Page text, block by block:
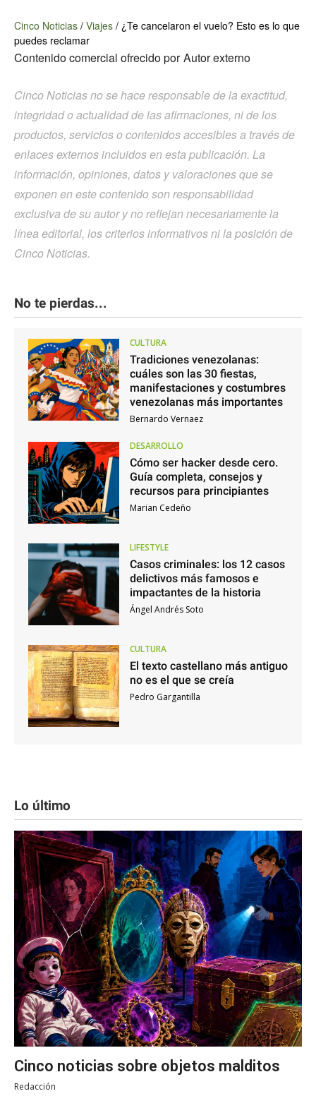
Cinco Noticias / Viajes / ¿Te cancelaron el vuelo? Esto es lo que
puedes reclamar
Contenido comercial ofrecido por Autor externo
Cinco Noticias no se hace responsable de la exactitud,
integridad o actualidad de las afirmaciones, ni de los
productos, servicios o contenidos accesibles a través de
enlaces externos incluidos en esta publicación. La
información, opiniones, datos y valoraciones que se
exponen en este contenido son responsabilidad
exclusiva de su autor y no reflejan necesariamente la
línea editorial, los criterios informativos ni la posición de
Cinco Noticias.
No te pierdas...
CULTURA
Tradiciones venezolanas:
cuáles son las 30 fiestas,
manifestaciones y costumbres
venezolanas más importantes
Bernardo Vernaez
DESARROLLO
Cómo ser hacker desde cero.
Guía completa, consejos y
recursos para principiantes
Marian Cedeño
LIFESTYLE
Casos criminales: los 12 casos
delictivos más famosos e
impactantes de la historia
Ángel Andrés Soto
CULTURA
El texto castellano más antiguo
no es el que se creía
Pedro Gargantilla
Lo último
Cinco noticias sobre objetos malditos
Redacción